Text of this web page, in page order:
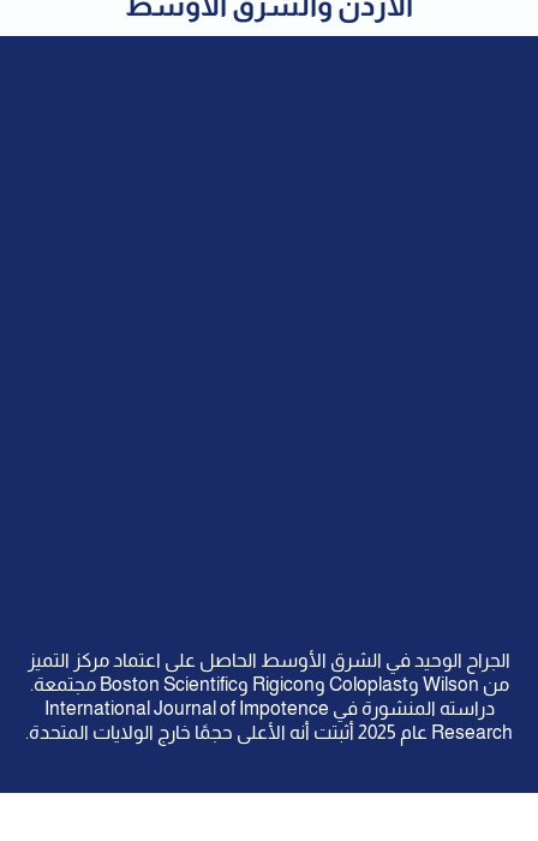
الجراح الوحيد في الشرق الأوسط الحاصل على اعتماد مركز التميز
من Wilson وColoplast وRigicon وBoston Scientific مجتمعة.
دراسته المنشورة في International Journal of Impotence
Research عام 2025 أثبتت أنه الأعلى حجمًا خارج الولايات المتحدة.